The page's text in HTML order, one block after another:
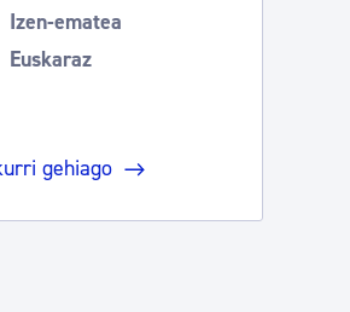
Izen-ematea
Euskaraz
gehiago